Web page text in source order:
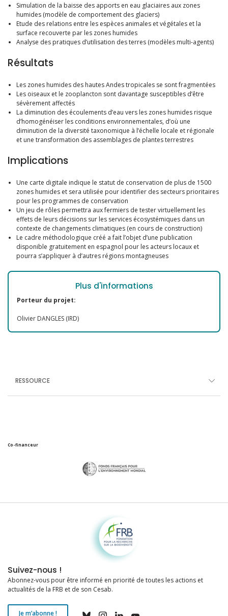
Simulation de la baisse des apports en eau glaciaires aux zones
humides (modèle de comportement des glaciers)
Etude des relations entre les espèces animales et végétales et la
surface recouverte par les zones humides
Analyse des pratiques d’utilisation des terres (modèles multi-agents)
Résultats
Les zones humides des hautes Andes tropicales se sont fragmentées
Les oiseaux et le zooplancton sont davantage susceptibles d’être
sévèrement affectés
La diminution des écoulements d’eau vers les zones humides risque
d’homogénéiser les conditions environnementales, d’où une
diminution de la diversité taxonomique à l’échelle locale et régionale
et une transformation des assemblages de plantes terrestres
Implications
Une carte digitale indique le statut de conservation de plus de 1500
zones humides et sera utilisée pour identifier des secteurs prioritaires
pour les programmes de conservation
Un jeu de rôles permettra aux fermiers de tester virtuellement les
effets de leurs décisions sur les services écosystémiques dans un
contexte de changements climatiques (en cours de construction)
Le cadre méthodologique créé a fait l’objet d’une publication
disponible gratuitement en espagnol pour les acteurs locaux et
pourra s’appliquer à d’autres régions montagneuses
Plus d'informations
Porteur du projet:
Olivier DANGLES (IRD)
RESSOURCE
Co-financeur
Fondation pour la recherche sur la biodiversité
Suivez-nous !
Abonnez-vous pour être informé en priorité de toutes les actions et
actualités de la FRB et de son Cesab.
Je m’abonne !